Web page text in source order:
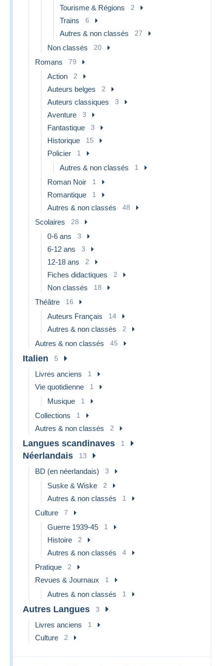
Tourisme & Régions 2
Trains 6
Autres & non classés 27
Non classés 20
Romans 79
Action 2
Auteurs belges 2
Auteurs classiques 3
Aventure 3
Fantastique 3
Historique 15
Policier 1
Autres & non classés 1
Roman Noir 1
Romantique 1
Autres & non classés 48
Scolaires 28
0-6 ans 3
6-12 ans 3
12-18 ans 2
Fiches didactiques 2
Non classés 18
Théâtre 16
Auteurs Français 14
Autres & non classés 2
Autres & non classés 45
Italien 5
Livres anciens 1
Vie quotidienne 1
Musique 1
Collections 1
Autres & non classés 2
Langues scandinaves 1
Néerlandais 13
BD (en néerlandais) 3
Suske & Wiske 2
Autres & non classés 1
Culture 7
Guerre 1939-45 1
Histoire 2
Autres & non classés 4
Pratique 2
Revues & Journaux 1
Autres & non classés 1
Autres Langues 3
Livres anciens 1
Culture 2